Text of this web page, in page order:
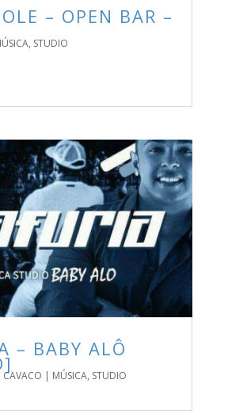
– OPEN BAR –
, STUDIO
– BABY ALÔ
CAVACO | MÚSICA, STUDIO